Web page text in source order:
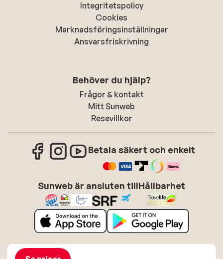
Integritetspolicy
Cookies
Marknadsföringsinställningar
Ansvarsfriskrivning
Behöver du hjälp?
Frågor & kontakt
Mitt Sunweb
Resevillkor
Betala säkert och enkelt
Sunweb är ansluten tillHållbarhet